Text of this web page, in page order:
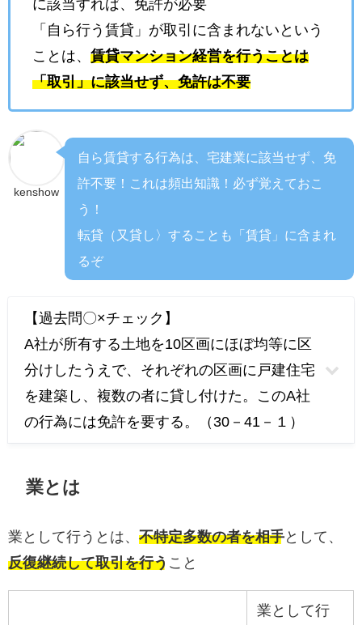
に該当すれば、免許が必要
「自ら行う賃貸」が取引に含まれないという
ことは、 賃貸マンション経営を行うことは
「取引」に該当せず、免許は不要
kenshow
自ら賃貸する行為は、宅建業に該当せず、免
許不要！
これは頻出知識！必ず覚えておこ
う！
転貸（又貸し〉することも「賃貸」に含まれ
るぞ
【過去問〇×チェック】
A社が所有する土地を10区画にほぼ均等に区
分けしたうえで、それぞれの区画に戸建住宅
を建築し、複数の者に貸し付けた。このA社
の行為には免許を要する。（30－41－１）
業とは
業として行うとは、 不特定多数の者を相手として、
反復継続して取引を行う こと
業として行